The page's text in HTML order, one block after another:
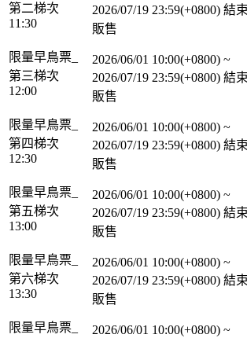
第二梯次
11:30
2026/07/19 23:59(+0800) 結束
販售
限量早鳥票_
第三梯次
12:00
2026/06/01 10:00(+0800) ~
2026/07/19 23:59(+0800) 結束
販售
限量早鳥票_
第四梯次
12:30
2026/06/01 10:00(+0800) ~
2026/07/19 23:59(+0800) 結束
販售
限量早鳥票_
第五梯次
13:00
2026/06/01 10:00(+0800) ~
2026/07/19 23:59(+0800) 結束
販售
限量早鳥票_
第六梯次
13:30
2026/06/01 10:00(+0800) ~
2026/07/19 23:59(+0800) 結束
販售
限量早鳥票_
2026/06/01 10:00(+0800) ~